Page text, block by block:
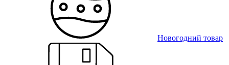
Новогодний товар